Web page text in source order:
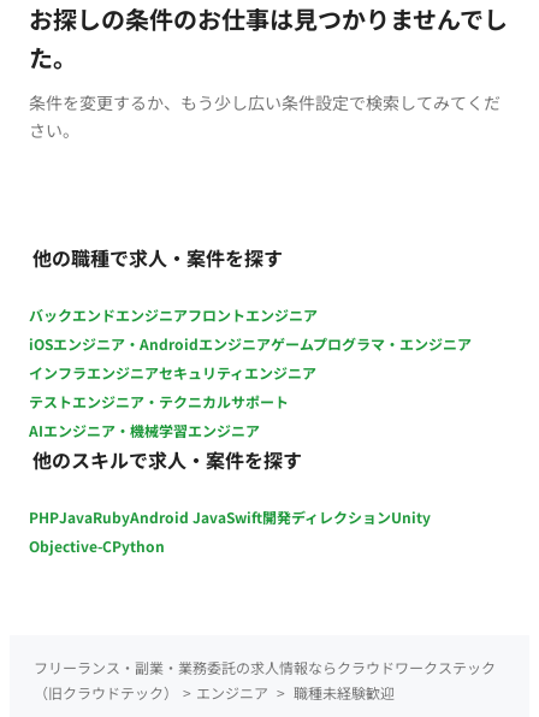
お探しの条件のお仕事は見つかりませんでし
た。
条件を変更するか、もう少し広い条件設定で検索してみてくだ
さい。
他の職種で求人・案件を探す
バックエンドエンジニアフロントエンジニア
iOSエンジニア・Androidエンジニアゲームプログラマ・エンジニア
インフラエンジニアセキュリティエンジニア
テストエンジニア・テクニカルサポート
AIエンジニア・機械学習エンジニア
他のスキルで求人・案件を探す
PHPJavaRubyAndroid JavaSwift開発ディレクションUnity
Objective-CPython
フリーランス・副業・業務委託の求人情報ならクラウドワークステック
（旧クラウドテック）
> エンジニア > 職種未経験歓迎